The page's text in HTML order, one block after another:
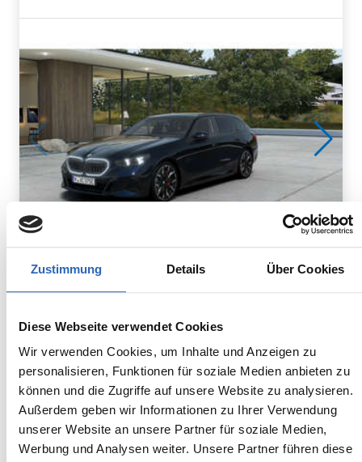
Zustimmung Details Über Cookies
Diese Webseite verwendet Cookies
Wir verwenden Cookies, um Inhalte und Anzeigen zu
personalisieren, Funktionen für soziale Medien anbieten zu
können und die Zugriffe auf unsere Website zu analysieren.
Außerdem geben wir Informationen zu Ihrer Verwendung
unserer Website an unsere Partner für soziale Medien,
Werbung und Analysen weiter. Unsere Partner führen diese
Hybrid
Euro 6
8 Gänge
2285kg
5 Türen
6 Zylinder
Kraftstoffverbrauch kombiniert:
3.4 l/100km (WLTP, gew.)
Stromverbrauch kombiniert:
Kraftstoffverbrauch bei entladener Batterie kombiniert: